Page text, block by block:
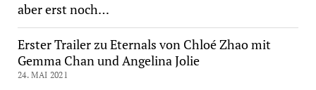
aber erst noch…
Erster Trailer zu Eternals von Chloé Zhao mit
Gemma Chan und Angelina Jolie
24. MAI 2021